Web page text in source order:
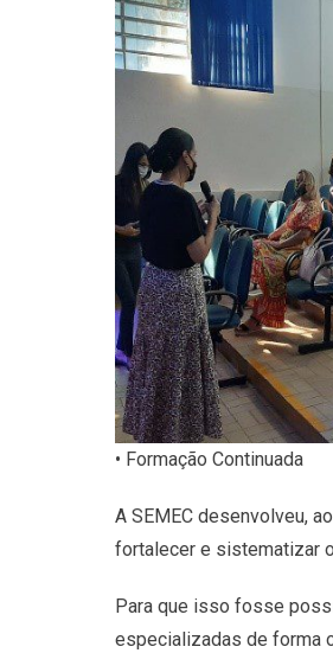
• Formação Continuada
A SEMEC desenvolveu,
fortalecer e sistematizar
Para que isso fosse
especializadas de forma